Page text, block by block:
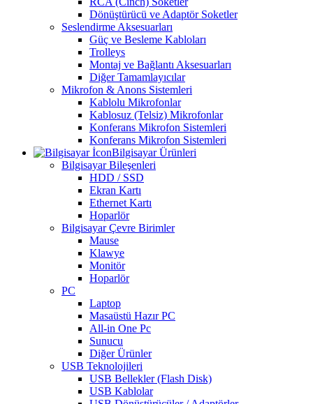
Dönüştürücü ve Adaptör Soketler
Seslendirme Aksesuarları
Güç ve Besleme Kabloları
Trolleys
Montaj ve Bağlantı Aksesuarları
Diğer Tamamlayıcılar
Mikrofon & Anons Sistemleri
Kablolu Mikrofonlar
Kablosuz (Telsiz) Mikrofonlar
Konferans Mikrofon Sistemleri
Konferans Mikrofon Sistemleri
Bilgisayar Ürünleri
Bilgisayar Bileşenleri
HDD / SSD
Ekran Kartı
Ethernet Kartı
Hoparlör
Bilgisayar Çevre Birimler
Mause
Klawye
Monitör
Hoparlör
PC
Laptop
Masaüstü Hazır PC
All-in One Pc
Sunucu
Diğer Ürünler
USB Teknolojileri
USB Bellekler (Flash Disk)
USB Kablolar